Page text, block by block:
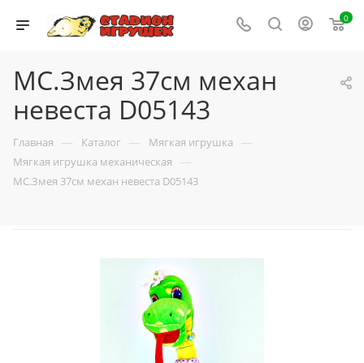
0
МС.Змея 37см механ
невеста D05143
Главная — Каталог — Мягкая игрушка —
Мягкая игрушка механическая —
МС.Змея 37см механ невеста D05143